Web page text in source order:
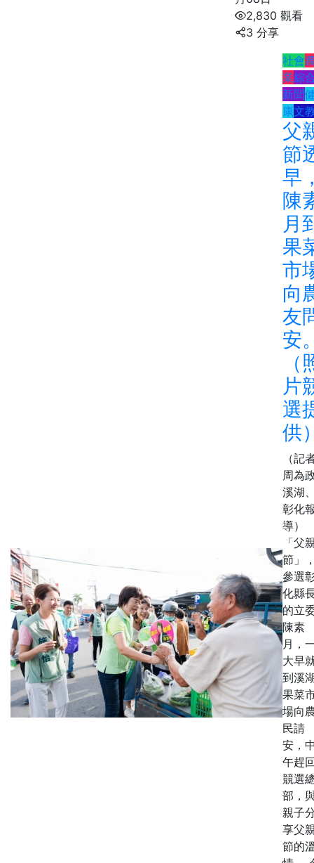
2,830 觀看
3 分享
社會
業綜
新聞
康文
父
節
早
陳
月
果
市
向
友
安
（
片
選
供
（記
周為
溪湖
彰化
導）
「父
節」
參選
化縣
的立
陳素
月，
大早
到溪
果菜
場向
民請
安，
午趕
競選
部，
親子
享父
節的